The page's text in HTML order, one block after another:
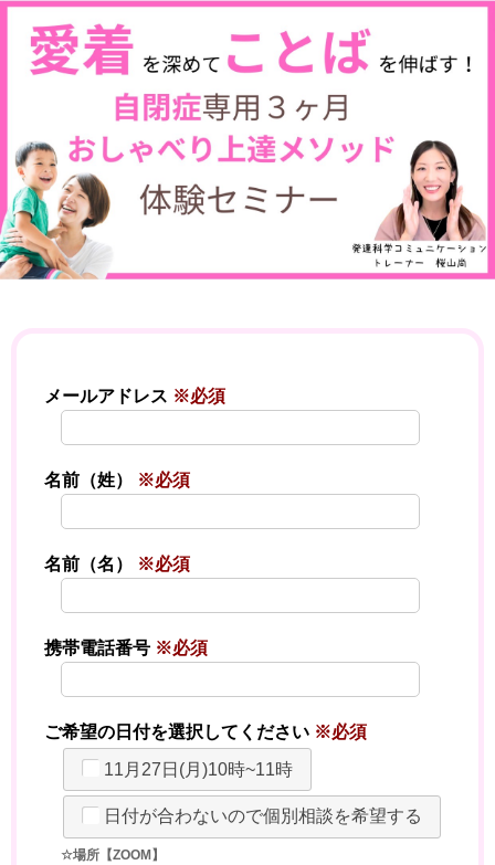
メールアドレス ※必須
名前（姓） ※必須
名前（名） ※必須
携帯電話番号 ※必須
ご希望の日付を選択してください ※必須
11月27日(月)10時~11時
日付が合わないので個別相談を希望する
☆場所【ZOOM】